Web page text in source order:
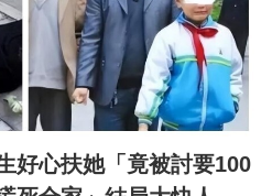
好心扶她「竟被討要100